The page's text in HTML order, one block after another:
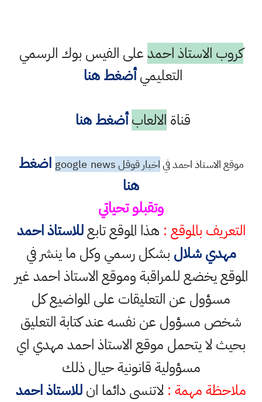
كروب الاستاذ احمدعلى الفيس بوك الرسمي
التعليميأضغط هنا
قناة الالعاب أضغط هنا
موقع الاستاذ احمد فياخبار قوقل googlenews
اضغط
هنا
وتقبلو تحياتي
التعريف بالموقع : هذا الموقع تابعللاستاذ احمد
مهدي شلال بشكل رسمي وكل ما ينشر في
الموقع يخضع للمراقبة وموقع الاستاذ احمد غير
مسؤول عن التعليقات على المواضيع كل
شخص مسؤول عن نفسه عند كتابة التعليق
بحيث لا يتحمل موقع الاستاذ احمد مهدي اي
مسؤولية قانونية حيال ذلك
ملاحظة مهمة : لاتنسى دائما انللاستاذ احمد